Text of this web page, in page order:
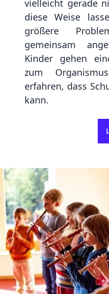
vielleicht gerade
diese Weise
größere
gemeinsam
Kinder gehen
zum
erfahren, dass
kann.